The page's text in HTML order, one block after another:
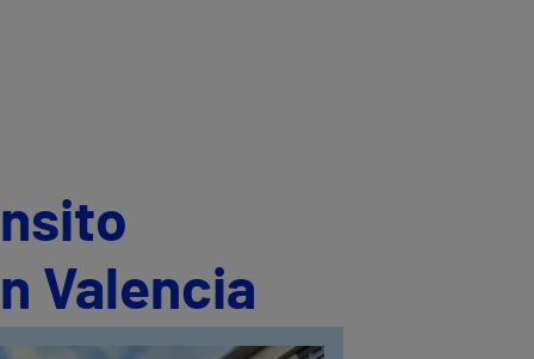
Valencia